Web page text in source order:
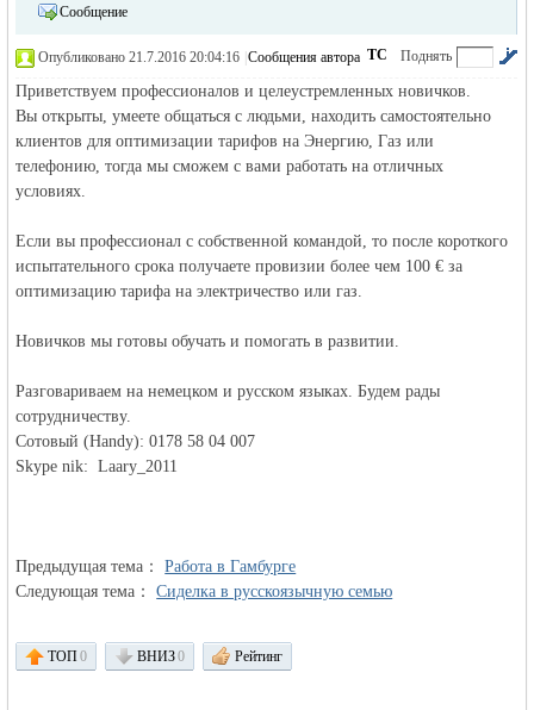
Германии -
Сообщение
Поднять
ТС
Опубликовано 21.7.2016 20:04:16 Сообщения автора
Приветствуем профессионалов и целеустремленных новичков.
Вы открыты, умеете общаться с людьми, находить самостоятельно
клиентов для оптимизации тарифов на Энергию, Газ или
телефонию, тогда мы сможем с вами работать на отличных
условиях.
Если вы профессионал с собственной командой, то после короткого
испытательного срока получаете провизии более чем 100 € за
оптимизацию тарифа на электричество или газ.
Новичков мы готовы обучать и помогать в развитии.
Разговариваем на немецком и русском языках. Будем рады
сотрудничеству.
Сотовый (Handy): 0178 58 04 007
Skype nik: Laary_2011
Предыдущая тема：Работа в Гамбурге
Следующая тема：Сиделка в русскоязычную семью
ТОП0 ВНИЗ0 Рейтинг